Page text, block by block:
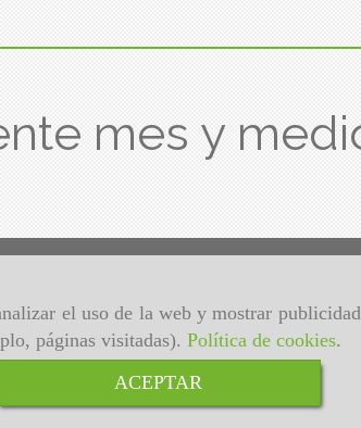
el uso de la web y mostrar
páginas visitadas). Política de cookies.
ACEPTAR
mes y